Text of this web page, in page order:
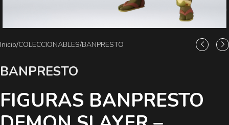
Inicio/COLECCIONABLES/BANPRESTO
BANPRESTO
FIGURAS BANPRESTO